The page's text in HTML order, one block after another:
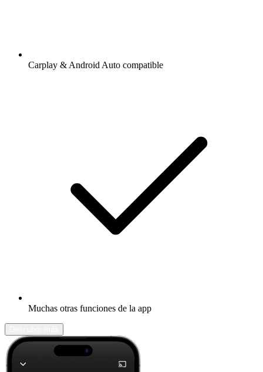
Carplay & Android Auto compatible
Muchas otras funciones de la app